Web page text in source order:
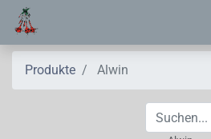
Produkte Alwin